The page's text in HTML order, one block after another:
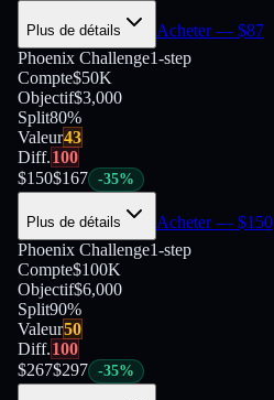
Plus de détails Acheter— $87
Phoenix Challenge1-step
Compte$50K
Objectif$3,000
Split80%
Valeur43
Diff.100
$150$167 -35%
Plus de détails Acheter— $150
Phoenix Challenge1-step
Compte$100K
Objectif$6,000
Split90%
Valeur50
Diff.100
$267$297 -35%